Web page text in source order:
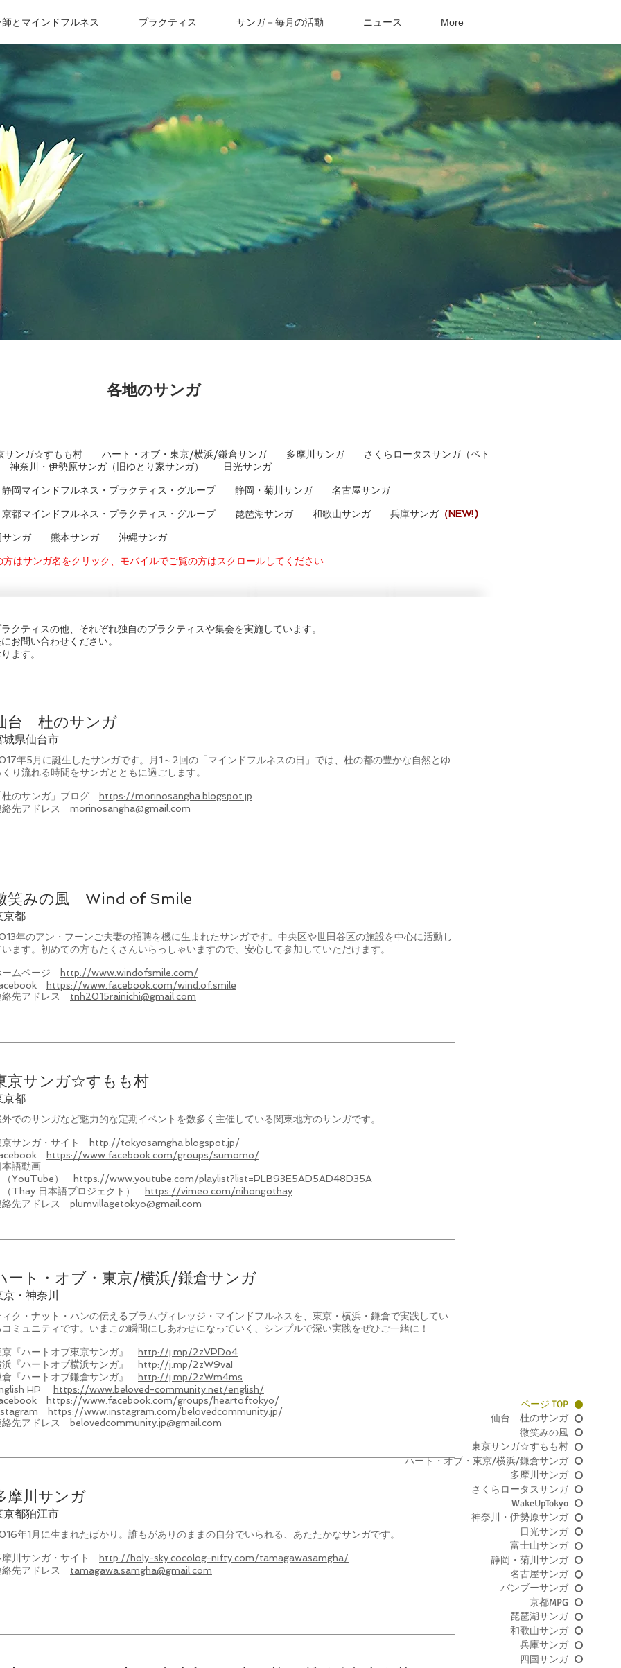
とマインドフルネス プラクティス サンガ－毎月の活動 ニュース More
ページ TOP
仙台 杜のサンガ
微笑みの風
東京サンガ☆すもも村
ハート・オブ・東京/横浜/鎌倉サンガ
多摩川サンガ
さくらロータスサンガ
WakeUpTokyo
神奈川・伊勢原サンガ
日光サンガ
富士山サンガ
静岡・菊川サンガ
名古屋サンガ
バンブーサンガ
京都MPG
琵琶湖サンガ
和歌山サンガ
兵庫サンガ
四国サンガ
各地のサンガ
サンガ☆すもも村 ハート・オブ・東京/横浜/鎌倉サンガ 多摩川サンガ さくら ロータスサンガ（ベト
神奈川・伊勢原サンガ（旧ゆとり家サンガ） 日光サンガ
静岡マインドフルネス・プラクティス・グループ 静岡・菊川サンガ 名古屋サンガ
京都マインドフルネス・プラクティス・グループ 琵琶湖サンガ 和歌山サンガ 兵庫サンガ（NEW!)
サンガ 熊本サンガ 沖縄サンガ
はサンガ名をクリック、モバイルでご覧の方はスクロールしてください
クティスの他、それぞれ独自のプラクティスや集会を実施しています。
お問い合わせください。
ます。
台 杜のサンガ
城県仙台市
年5月に誕生したサンガです。月1～2回の「マインドフルネスの日」では、杜の都の豊かな自然とゆ
くり流れる時間をサンガとともに過ごします。
杜のサンガ」ブログ
https://morinosangha.blogspot.jp
絡先アドレス morinosangha@gmail.com
笑みの風 Wind of Smile
京都
年のアン・フーンご夫妻の招聘を機に生まれたサンガです。中央区や世田谷区の施設を中心に活動し
います。初めての方もたくさんいらっしゃいますので、安心して参加していただけます。
ームページ
http://www.windofsmile.com/
https://www.facebook.com/wind.of.smile
絡先アドレス tnh2015rainichi@gmail.com
京サンガ☆すもも村
京都
外でのサンガなど魅力的な定期イベントを数多く主催している関東地方のサンガです。
京サンガ・サイト
http://tokyosamgha.blogspot.jp/
https://www.facebook.com/groups/sumomo/
本語動画
YouTube）
https://www.youtube.com/playlist?list=PLB93E5AD5AD48D35A
Thay 日本語プロジェクト）
https://vimeo.com/nihongothay
絡先アドレス plumvillagetokyo@gmail.com
ート・オブ・東京/横浜/鎌倉サンガ
京・神奈川
ィク・ナット・ハンの伝えるプラムヴィレッジ・マインドフルネスを、東京・横浜・鎌倉で実践してい
コミュニティです。いまこの瞬間にしあわせになっていく、シンプルで深い実践をぜひご一緒に！
京『ハートオブ東京サンガ』
http://j.mp/2zVPDo4
浜『ハートオブ横浜サンガ』
http://j.mp/2zW9vaI
倉『ハートオブ鎌倉サンガ』
http://j.mp/2zWm4ms
HP
https://www.beloved-community.net/english/
https://www.facebook.com/groups/heartoftokyo/
https://www.instagram.com/belovedcommunity.jp/
絡先アドレス
belovedcommunity.jp@gmail.com
摩川サンガ
京都狛江市
年1月に生まれたばかり。誰もがありのままの自分でいられる、あたたかなサンガです。
摩川サンガ・サイト
http://holy-sky.cocolog-nifty.com/tamagawasamgha/
絡先アドレス tamagawa.samgha@gmail.com